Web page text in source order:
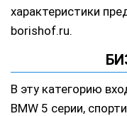
характеристики
borishof.ru.
В эту категорию
BMW 5 серии,